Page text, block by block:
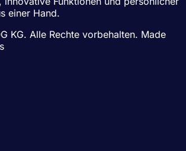
einer Hand.
KG. Alle Rechte vorbehalten. Made